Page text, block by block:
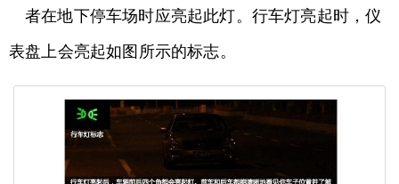
者在地下停车场时应亮起此灯。行车灯亮起时，仪
表盘上会亮起如图所示的标志。